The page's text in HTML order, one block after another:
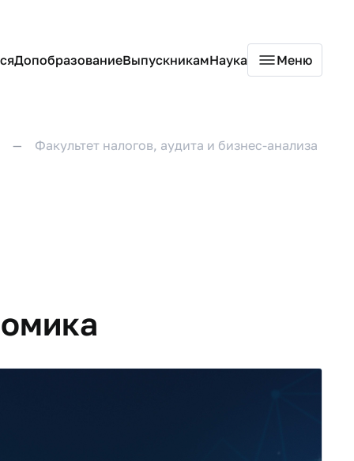
ДопобразованиеВыпускникамНаука Меню
Факультет налогов, аудита и бизнес-анализа